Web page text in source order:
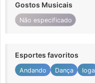
Gostos Musicais
Não especificado
Esportes favoritos
Andando Dança Ioga